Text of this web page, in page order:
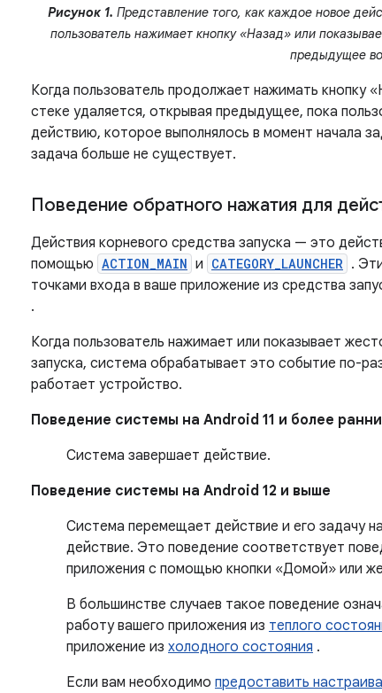
Рисунок 1. Представление того, как каждое новое
пользователь нажимает кнопку «Назад» или
предыдущее
Когда пользователь продолжает нажимать кнопку
стеке удаляется, открывая предыдущее, пока
действию, которое выполнялось в момент начала
задача больше не существует.
Поведение обратного нажатия для
Действия корневого средства запуска — это
помощью ACTION_MAIN и CATEGORY_LAUNCHER .
точками входа в ваше приложение из средства
.
Когда пользователь нажимает или показывает
запуска, система обрабатывает это событие по-
работает устройство.
Поведение системы на Android 11 и более
Система завершает действие.
Поведение системы на Android 12 и выше
Система перемещает действие и его задачу
действие. Это поведение соответствует
приложения с помощью кнопки «Домой» или
В большинстве случаев такое поведение
работу вашего приложения из теплого
приложение из холодного состояния .
Если вам необходимо предоставить